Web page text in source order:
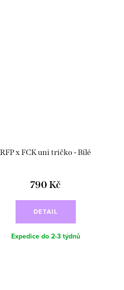
RFP x FCK uni tričko - Bílé
790 Kč
DETAIL
Expedice do 2-3 týdnů